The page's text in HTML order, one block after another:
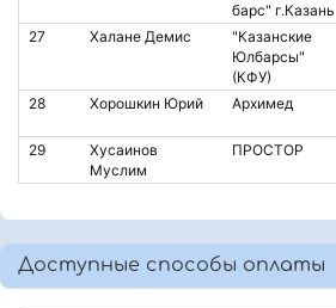
барс" г.Казань
27 Халане Демис
"Казанские
Юлбарсы"
(КФУ)
28 Хорошкин Юрий Архимед
29
Хусаинов
Муслим
ПРОСТОР
Доступные способы оплаты